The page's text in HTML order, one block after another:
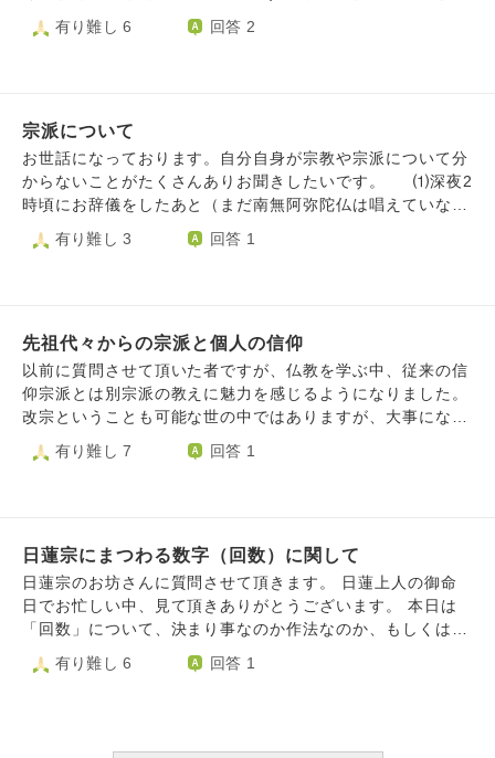
度は見送りました。結局、•興味があるだけでは食べていけ
た。 興味のあるジャンルはかなり絞れていて、各宗派の教
えもザックリと把握してはいるのですが、民間信仰の篤い弘
法大師が良いかと思えば、地元に寺が多くあり、雰囲気が良
い天台が良さそうと思ったり、教学は東密の方が一枚上らし
し、でも宮坂宥洪先生にお会いした時智山でも南無阿弥陀仏
ってみよう、拘ることはない、広く視野を持って色々学ぶと
いい、教えは向こうから転がってくる。自分から求めること
はない等々貴重なお話を頂きましたが、なかなか散心してし
まって納得できない、落とし所が見つかりません。 僧侶に
なるならないを置いておいても、考え方と修行の雰囲気がい
い天台か、教学的に一番しっくりくる智山か、いっそ格式が
いましたが、うちの家庭が信じやすい家庭だからって牧師達
がやりたい放題にめちゃくちゃな制限や指導（学校関係など
たアニメの「一休さん」や京都奈良の修学旅行を通して仏教
に興味を持ちました。 ただ、大人になるまでは母が監視し
ていた為遠くて動けず、家を追い出されてから自由に信仰で
きるようになったので、この機会に僕が本当に信仰できる仏
.色々な宗派の講座を受講したいと考えてるのですがそれは
のでしょうか？ 3.もし宗派が決まった場合は仏壇とか設置し
た方が良いのでしょうか？（独身で1R6畳の木造アパートに
住んでます 一人暮らしの為故人はいません） 回答よろし
くお願いします
有り難し 6 回答 2
宗派について
お世話になっております。自分自身が宗教や宗派について分
からないことがたくさんありお聞きしたいです。 ⑴深夜2
時頃にお辞儀をしたあと（まだ南無阿弥陀仏は唱えていな
い）丑三つ時に唱えていいのか分からず2:30以降に再開しま
した。（家族が起きてきたので洗面所に移動）以前、いつで
たりなことをしてしまったでしょうか？ ⑵私実家の宗
派、旦那実家の宗派が分からないのですが、異なる場合はど
ちらを信仰したらよいでしょうか？信仰は自由とは言います
が何かお手続きなど必要なのでしょうか？ LINE電話の通
る方がいるのですが、尋ねたいことがあり般若心経が聞こえ
那の実家は分かりませんが、私自身はお恥ずかしながら熱心
な信仰はできておりません。（なんと伝えていいか分から
ず、適切な言葉ではなかったら申し訳ございません。）
（なんとか、ストリートビューを使って私の実家のお墓の文
その際私の不注意で画面をタップする際にいろんな方のお墓
有り難し 3 回答 1
先祖代々からの宗派と個人の信仰
以前に質問させて頂いた者ですが、仏教を学ぶ中、従来の信
仰宗派とは別宗派の教えに魅力を感じるようになりました。
改宗ということも可能な世の中ではありますが、大事になる
ことは重々承知であり、現段階では実行せずにと思うので
す。そんな中、自分自身その別宗派が重んじている教えに心
通りで供養に努めて参りますが。また改宗についてもし何か
アドバイスが頂けるとしたならば有難いです。よろしくお願
いします。
有り難し 7 回答 1
日蓮宗にまつわる数字（回数）に関して
日蓮宗のお坊さんに質問させて頂きます。 日蓮上人の御命
日でお忙しい中、見て頂きありがとうございます。 本日は
「回数」について、決まり事なのか作法なのか、もしくは気
にしなくてよいものかお聞きしたく思います。 様々な場で
「3」が出てくるように思います。 1)方便品第二の十如是を
有り難し 6 回答 1